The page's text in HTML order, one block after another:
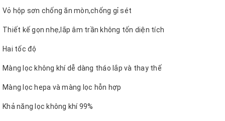
Vỏ hộp sơn chống ăn mòn,chống gỉ sét
Thiết kế gọn nhẹ,lắp âm trần không tốn diện tích
Hai tốc độ
Màng lọc không khí dễ dàng tháo lắp và thay thế
Màng lọc hepa và màng lọc hỗn hợp
Khả năng lọc không khí 99%